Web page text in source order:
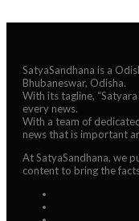
SatyaSandhana is a
Bhubaneswar, Odisha.
With its tagline,
every news.
With a team of
news that is important
At SatyaSandhana, we
content to bring the